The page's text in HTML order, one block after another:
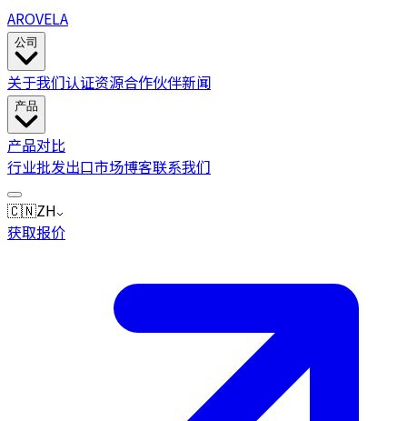
AROVELA
公司
关于我们认证资源合作伙伴新闻
产品
产品对比
行业批发出口市场博客联系我们
🇨🇳ZH
获取报价